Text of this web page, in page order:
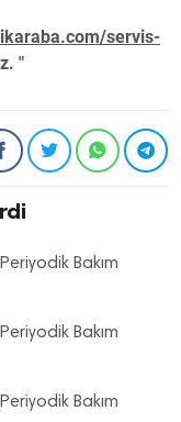
servis-
"
Bakım
Bakım
Bakım